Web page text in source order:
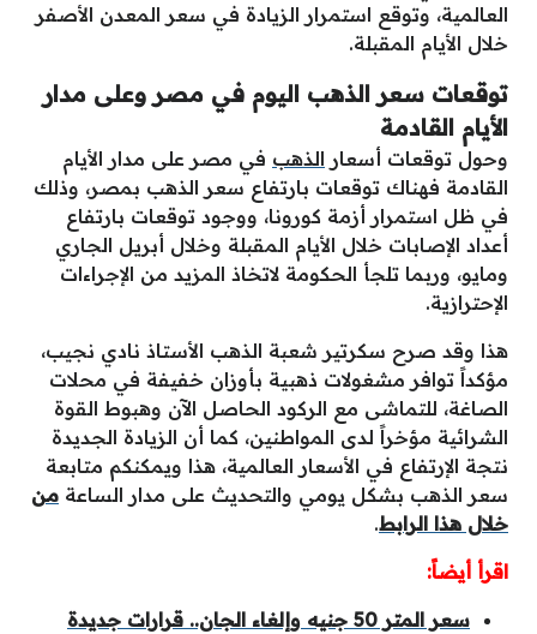
العالمية، وتوقع استمرار الزيادة في سعر المعدن الأصفر
خلال الأيام المقبلة.
توقعات سعر الذهب اليوم في مصر وعلى مدار
الأيام القادمة
وحول توقعات أسعار الذهب في مصر على مدار الأيام
القادمة فهناك توقعات بارتفاع سعر الذهب بمصر، وذلك
في ظل استمرار أزمة كورونا، ووجود توقعات بارتفاع
أعداد الإصابات خلال الأيام المقبلة وخلال أبريل الجاري
ومايو، وربما تلجأ الحكومة لاتخاذ المزيد من الإجراءات
الإحترازية.
هذا وقد صرح سكرتير شعبة الذهب الأستاذ نادي نجيب،
مؤكداً توافر مشغولات ذهبية بأوزان خفيفة في محلات
الصاغة، للتماشى مع الركود الحاصل الآن وهبوط القوة
الشرائية مؤخراً لدى المواطنين، كما أن الزيادة الجديدة
نتجة الإرتفاع في الأسعار العالمية، هذا ويمكنكم متابعة
سعر الذهب بشكل يومي والتحديث على مدار الساعة من
خلال هذا الرابط.
اقرأ أيضاً:
سعر المتر 50 جنيه وإلغاء الجان.. قرارات جديدة